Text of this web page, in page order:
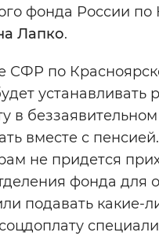
фонда России по
Лапко.
СФР по
устанавливать
в
вместе с
не придется
фонда для
подавать какие-